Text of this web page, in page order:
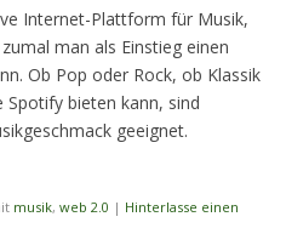
Internet-Plattform für Musik,
man als Einstieg einen
Ob Pop oder Rock, ob Klassik
Spotify bieten kann, sind
geeignet.
musik, web 2.0 | Hinterlasse einen